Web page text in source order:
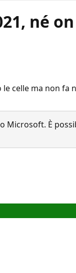
né
celle ma non fa
È